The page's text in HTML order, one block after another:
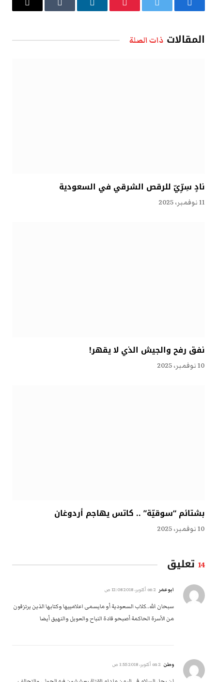
فيسبوك تويتر بينتيريستلينكدإن Tumblr
البريد
المقالات ذات الصلة
نادٍ سِرِّيّ للرقص الشرقي في السعودية
11 نوفمبر، 2025
نفق رفح والجيش الذي لا يقهر!
10 نوفمبر، 2025
بشتائم “سوقيّة” .. كاتس يهاجم أردوغان
10 نوفمبر، 2025
14 تعليق
ابوعمر 2 أكتوبر، 2018 12:08 ص
سبحان الله..كلاب السعودية أو مايسمى اعلامييها وكتابها الذين يرتزقون
من الأسرة الحاكمة أصبحو قادة النباح والعويل والنهيق أيضا
وطن 2 أكتوبر، 2018 1:55 ص